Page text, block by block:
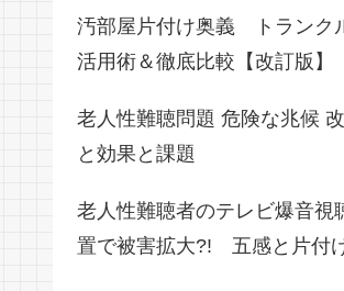
汚部屋片付け奥義 トランク
活用術＆徹底比較【改訂版】
老人性難聴問題 危険な兆候
と効果と課題
老人性難聴者のテレビ爆音
置で被害拡大?! 五感と片付